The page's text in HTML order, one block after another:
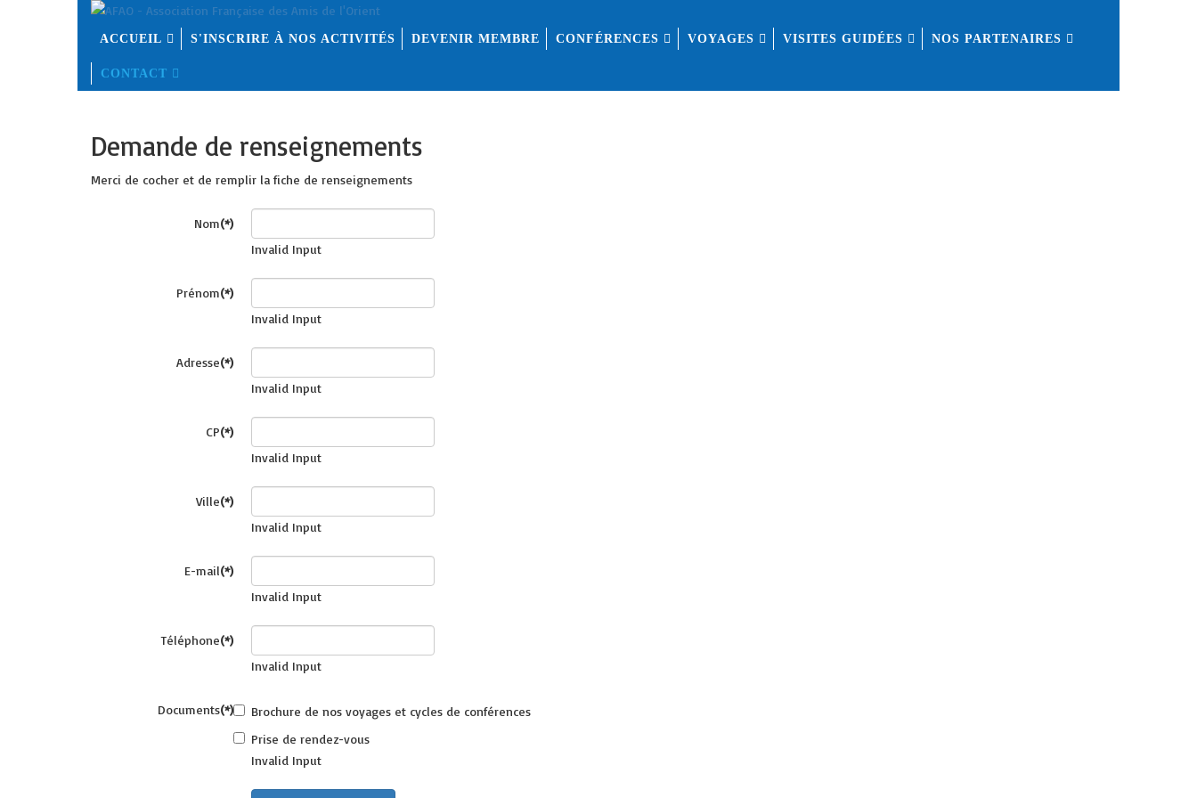
ACCUEIL S'INSCRIRE À NOS ACTIVITÉS DEVENIR MEMBRE CONFÉRENCES VOYAGES VISITES GUIDÉES NOS PARTENAIRES
CONTACT
Demande de renseignements
Merci de cocher et de remplir la fiche de renseignements
Nom(*)
Invalid Input
Prénom(*)
Invalid Input
Adresse(*)
Invalid Input
CP(*)
Invalid Input
Ville(*)
Invalid Input
E-mail(*)
Invalid Input
Téléphone(*)
Invalid Input
Documents(*)
Brochure de nos voyages et cycles de conférences
Prise de rendez-vous
Invalid Input